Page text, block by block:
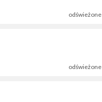
odświeżone
odświeżone